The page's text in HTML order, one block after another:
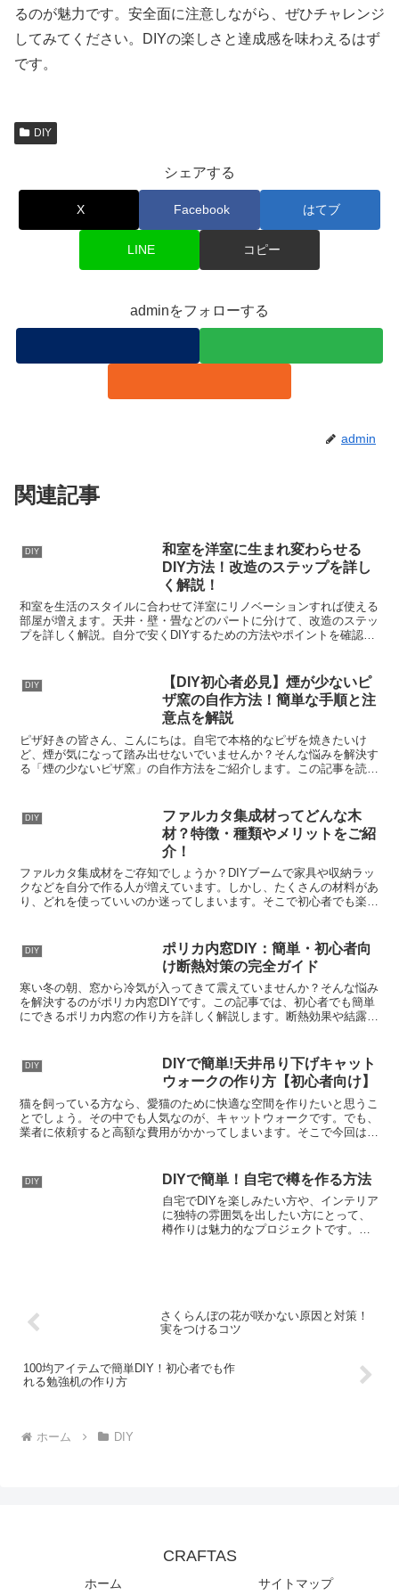
るのが魅力です。安全面に注意しながら、ぜひチャレンジ
してみてください。DIYの楽しさと達成感を味わえるはず
です。
DIY
シェアする
X Facebook はてブ
LINE コピー
adminをフォローする
admin
関連記事
DIY
和室を洋室に生まれ変わらせる
DIY方法！改造のステップを詳し
く解説！
和室を生活のスタイルに合わせて洋室にリノベーションすれば使える
部屋が増えます。天井・壁・畳などのパートに分けて、改造のステッ
プを詳しく解説。自分で安くDIYするための方法やポイントを確認し
DIY
【DIY初心者必見】煙が少ないピ
ザ窯の自作方法！簡単な手順と注
意点を解説
ピザ好きの皆さん、こんにちは。自宅で本格的なピザを焼きたいけ
ど、煙が気になって踏み出せないでいませんか？そんな悩みを解決す
る「煙の少ないピザ窯」の自作方法をご紹介します。この記事を読め
DIY
ファルカタ集成材ってどんな木
材？特徴・種類やメリットをご紹
介！
ファルカタ集成材をご存知でしょうか？DIYブームで家具や収納ラッ
クなどを自分で作る人が増えています。しかし、たくさんの材料があ
り、どれを使っていいのか迷ってしまいます。そこで初心者でも楽に
DIY
ポリカ内窓DIY：簡単・初心者向
け断熱対策の完全ガイド
寒い冬の朝、窓から冷気が入ってきて震えていませんか？そんな悩み
を解決するのがポリカ内窓DIYです。この記事では、初心者でも簡単
にできるポリカ内窓の作り方を詳しく解説します。断熱効果や結露防
DIY
DIYで簡単!天井吊り下げキャット
ウォークの作り方【初心者向け】
猫を飼っている方なら、愛猫のために快適な空間を作りたいと思うこ
とでしょう。その中でも人気なのが、キャットウォークです。でも、
業者に依頼すると高額な費用がかかってしまいます。そこで今回は、
DIY DIYで簡単！自宅で樽を作る方法
自宅でDIYを楽しみたい方や、インテリア
に独特の雰囲気を出したい方にとって、
樽作りは魅力的なプロジェクトです。本
さくらんぼの花が咲かない原因と対策！
実をつけるコツ
100均アイテムで簡単DIY！初心者でも作
れる勉強机の作り方
ホーム DIY
CRAFTAS
ホーム サイトマップ